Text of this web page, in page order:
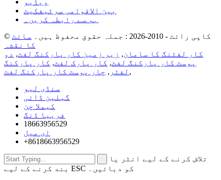
بین الاقوامی سرٹیفکیٹ
ہم سے رابطہ کریں۔
© کاپی رائٹ - 2010-2026 : جملہ حقوق محفوظ ہیں۔
سائٹ
کا نقشہ
کار لفٹنگ کا سامان, زیر زمین کار پارکنگ لفٹ, دو
پوسٹ کار پارکنگ لفٹ, کار پارک لفٹ, کار پارکنگ
لفٹر , چار پوسٹ کار پارکنگ لفٹ
,
سنڈی لیو
گیلین ڈائی
کیملا چن
فرییا ڈنگ
18663956529
ای میل
+8618663956529
تلاش کرنے کے لیے انٹر یا
بند کرنے کے لیے ESC کو دبائیں۔